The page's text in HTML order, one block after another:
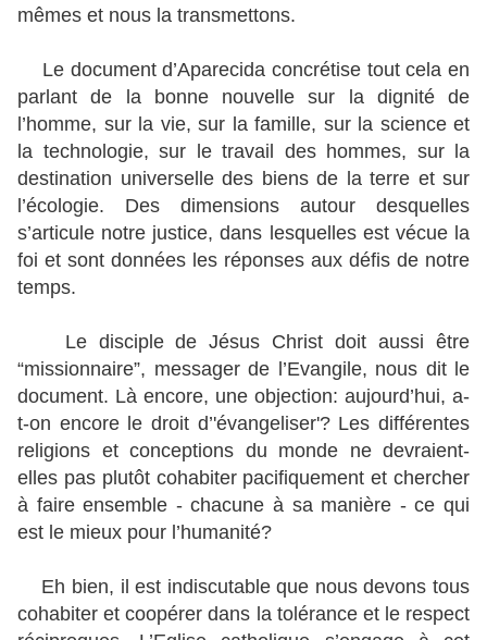
mêmes et nous la transmettons.
Le document d’Aparecida concrétise tout cela en
parlant de la bonne nouvelle sur la dignité de
l’homme, sur la vie, sur la famille, sur la science et
la technologie, sur le travail des hommes, sur la
destination universelle des biens de la terre et sur
l’écologie. Des dimensions autour desquelles
s’articule notre justice, dans lesquelles est vécue la
foi et sont données les réponses aux défis de notre
temps.
Le disciple de Jésus Christ doit aussi être
“missionnaire”, messager de l’Evangile, nous dit le
document. Là encore, une objection: aujourd’hui, a-
t-on encore le droit d’'évangeliser'? Les différentes
religions et conceptions du monde ne devraient-
elles pas plutôt cohabiter pacifiquement et chercher
à faire ensemble - chacune à sa manière - ce qui
est le mieux pour l’humanité?
Eh bien, il est indiscutable que nous devons tous
cohabiter et coopérer dans la tolérance et le respect